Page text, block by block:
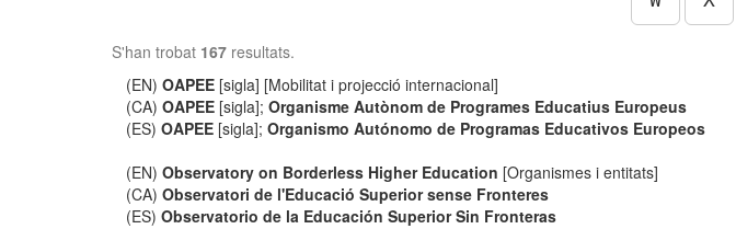
S'han trobat 167 resultats.
(EN)OAPEE [sigla] [Mobilitat i projecció internacional]
(CA)OAPEE [sigla];Organisme Autònom de Programes Educatius Europeus
(ES)OAPEE [sigla];Organismo Autónomo de Programas Educativos Europeos
(EN)Observatory on Borderless Higher Education [Organismes i entitats]
(CA)Observatori de l'Educació Superior sense Fronteres
(ES)Observatorio de la Educación Superior Sin Fronteras